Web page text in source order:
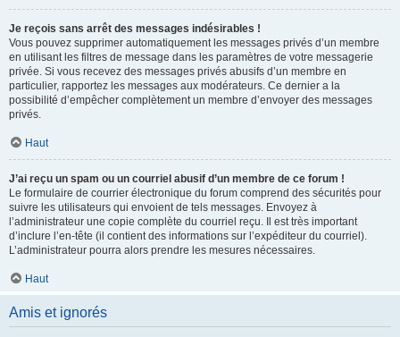
Je reçois sans arrêt des messages indésirables !
Vous pouvez supprimer automatiquement les messages privés d’un membre
en utilisant les filtres de message dans les paramètres de votre messagerie
privée. Si vous recevez des messages privés abusifs d’un membre en
particulier, rapportez les messages aux modérateurs. Ce dernier a la
possibilité d’empêcher complètement un membre d’envoyer des messages
privés.
Haut
J’ai reçu un spam ou un courriel abusif d’un membre de ce forum !
Le formulaire de courrier électronique du forum comprend des sécurités pour
suivre les utilisateurs qui envoient de tels messages. Envoyez à
l’administrateur une copie complète du courriel reçu. Il est très important
d’inclure l’en-tête (il contient des informations sur l’expéditeur du courriel).
L’administrateur pourra alors prendre les mesures nécessaires.
Haut
Amis et ignorés